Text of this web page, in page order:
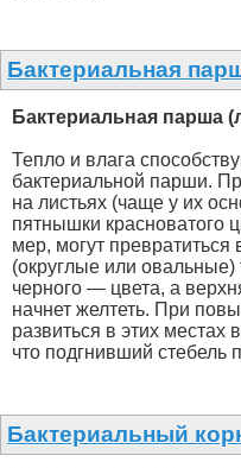
Бактериальная
Бактериальная парша
Тепло и влага
бактериальной парши.
на листьях (чаще у их
пятнышки красноватого
мер, могут
(округлые или
черного — цвета, а
начнет желтеть. При
развиться в этих местах
что подгнивший стебель
Бактериальный